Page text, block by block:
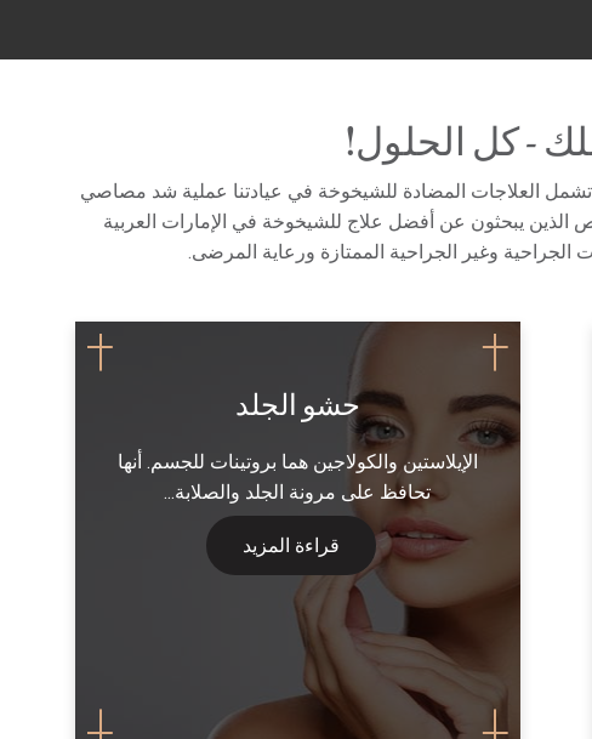
- كل الحلول!
العلاجات المضادة للشيخوخة في عيادتنا عملية شد مصاصي
الذين يبحثون عن أفضل علاج للشيخوخة في الإمارات العربية
الجراحية وغير الجراحية الممتازة ورعاية المرضى.
حشو الجلد
الإيلاستين والكولاجين هما بروتينات للجسم. أنها
تحافظ على مرونة الجلد والصلابة...
قراءة المزيد